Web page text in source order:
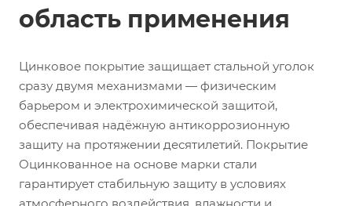
область применения
Цинковое покрытие защищает стальной уголок
сразу двумя механизмами — физическим
барьером и электрохимической защитой,
обеспечивая надёжную антикоррозионную
защиту на протяжении десятилетий. Покрытие
Оцинкованное на основе марки стали
гарантирует стабильную защиту в условиях